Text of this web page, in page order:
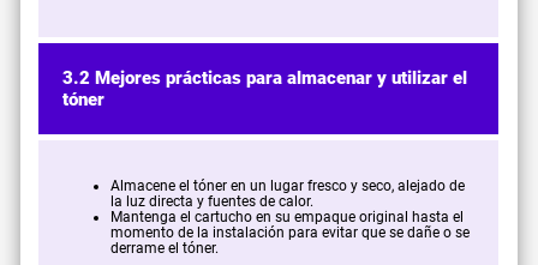
3.2 Mejores prácticas para almacenar y utilizar el
tóner
Almacene el tóner en un lugar fresco y seco, alejado de
la luz directa y fuentes de calor.
Mantenga el cartucho en su empaque original hasta el
momento de la instalación para evitar que se dañe o se
derrame el tóner.